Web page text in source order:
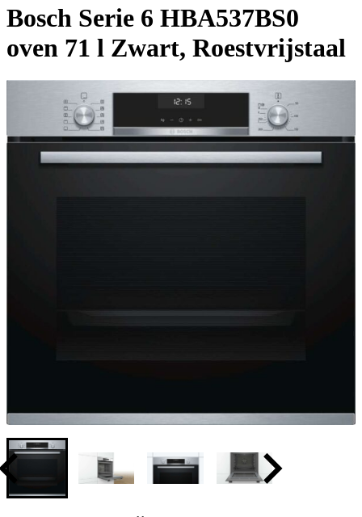
Bosch Serie 6 HBA537BS0
oven 71 l Zwart, Roestvrijstaal